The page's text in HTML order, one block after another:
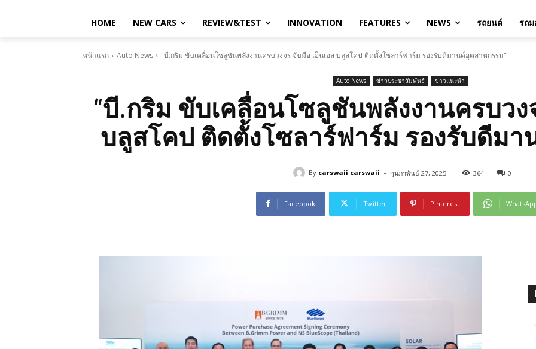
HOME NEW CARS REVIEW&TEST INNOVATION FEATURES NEWS รถยนต์ รถม
หน้าแรก Auto News "บี.กริม ขับเคลื่อนโซลูชันพลังงานครบวงจร จับมือ เอ็นเอส บลูสโคป ติดตั้งโซลาร์ฟาร์ม รองรับดีมานด์อุตสาหกรรม"
Auto News ข่าวประชาสัมพันธ์ ข่าวแนะนำ
“บี.กริม ขับเคลื่อนโซลูชันพลังงานครบวง
บลูสโคป ติดตั้งโซลาร์ฟาร์ม รองรับดีมา
By carswaii carswaii - กุมภาพันธ์ 27, 2025 364 0
Facebook Twitter Pinterest